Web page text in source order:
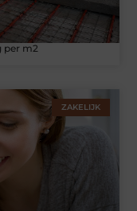
per m2
ZAKELIJK